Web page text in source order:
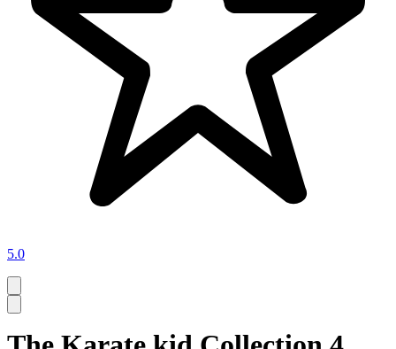
5.0